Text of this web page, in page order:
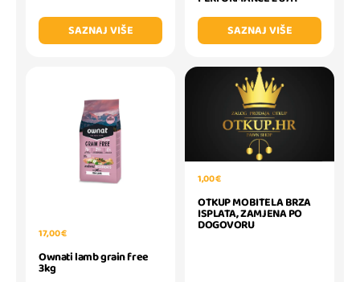
SAZNAJ VIŠE
SAZNAJ VIŠE
17,00 €
Ownati lamb grain free
3kg
1,00 €
OTKUP MOBITELA BRZA
ISPLATA, ZAMJENA PO
DOGOVORU